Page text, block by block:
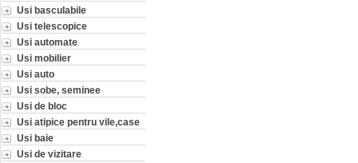
Usi basculabile
Usi telescopice
Usi automate
Usi mobilier
Usi auto
Usi sobe, seminee
Usi de bloc
Usi atipice pentru vile,case
Usi baie
Usi de vizitare